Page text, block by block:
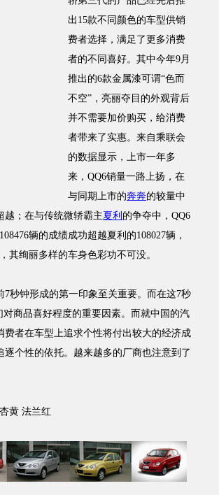
出15款不同颜色的车型供销
费者选择，满足了更多消费
者的不同喜好。其中今年9月
推出的6款金属漆可谓“色而
不空”，亮丽夺目的外观背后
并不需要加价购买，给消费
者带来了实惠。来自乘联会
的数据显示，上市一年多
来，QQ6销量一路上扬，在
与同期上市的奔奔的较量中
越；在与传统微轿霸主夏利 的争夺中，QQ6
辆的成绩成功超越夏利的108027辆，
其绚丽多样的车身色彩功不可没。
钟形成的第一印象至关重要。而在这7秒
商品喜好程度的重要因素。而就中国的汽
者在车型上追求个性将付出较大的经济成
个性的依托。越来越多的厂商也注意到了
黄 法兰红